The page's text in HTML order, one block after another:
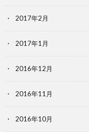
2017年2月
2017年1月
2016年12月
2016年11月
2016年10月